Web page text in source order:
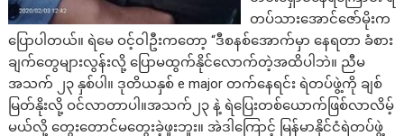
တပ်သားအောင်ဇော်မိုးက
ပြောပါတယ်။ ရဲမေ ဝင့်ဝါဦးကတော့ “ဒီစနစ်အောက်မှာ နေရတာ ခံစား
ချက်တွေများလွန်းလို့ ပြောမထွက်နိုင်လောက်တဲ့အထိပါဘဲ။ ညီမ
အသက် ၂၃ နှစ်ပါ။ ဒုတိယနှစ် e major တက်နေရင်း ရဲတပ်ဖွဲ့ကို ချစ်
မြတ်နိုးလို့ ဝင်လာတာပါ။အသက်၂၃ နဲ့ ရဲပြေးတစ်ယောက်ဖြစ်လာလိမ့်
မယ်လို့ တွေးတောင်မတွေးခဲ့ဖူးဘူး။ အဲဒါကြောင့် မြန်မာနိုင်ငံရဲတပ်ဖွဲ့